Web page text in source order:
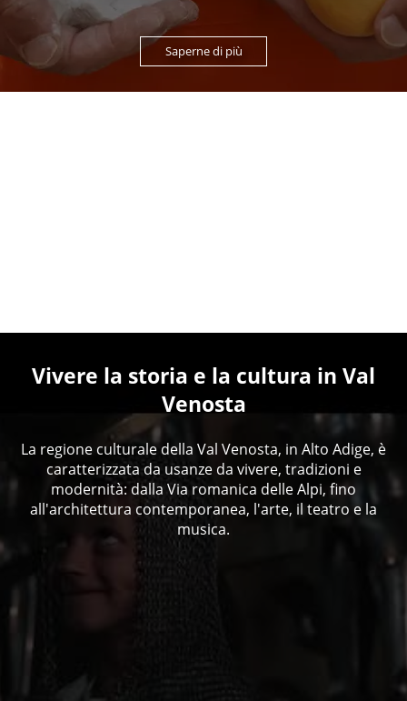
Saperne di più
Vivere la storia e la cultura in Val
Venosta
La regione culturale della Val Venosta, in Alto Adige, è
caratterizzata da usanze da vivere, tradizioni e
modernità: dalla Via romanica delle Alpi, fino
all'architettura contemporanea, l'arte, il teatro e la
musica.